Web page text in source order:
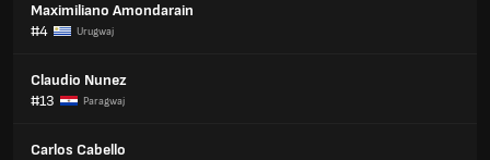
Maximiliano Amondarain
#4
Urugwaj
Claudio Nunez
#13
Paragwaj
Carlos Cabello